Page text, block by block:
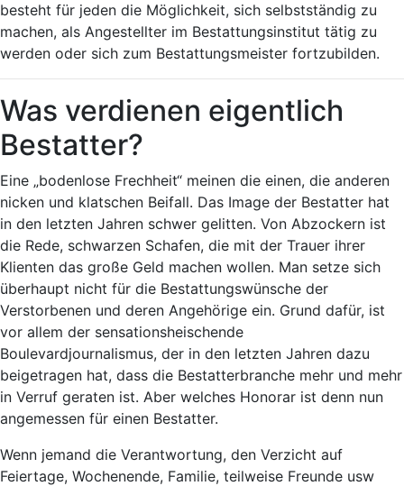
besteht für jeden die Möglichkeit, sich selbstständig zu
machen, als Angestellter im Bestattungsinstitut tätig zu
werden oder sich zum Bestattungsmeister fortzubilden.
Was verdienen eigentlich
Bestatter?
Eine „bodenlose Frechheit“ meinen die einen, die anderen
nicken und klatschen Beifall. Das Image der Bestatter hat
in den letzten Jahren schwer gelitten. Von Abzockern ist
die Rede, schwarzen Schafen, die mit der Trauer ihrer
Klienten das große Geld machen wollen. Man setze sich
überhaupt nicht für die Bestattungswünsche der
Verstorbenen und deren Angehörige ein. Grund dafür, ist
vor allem der sensationsheischende
Boulevardjournalismus, der in den letzten Jahren dazu
beigetragen hat, dass die Bestatterbranche mehr und mehr
in Verruf geraten ist. Aber welches Honorar ist denn nun
angemessen für einen Bestatter.
Wenn jemand die Verantwortung, den Verzicht auf
Feiertage, Wochenende, Familie, teilweise Freunde usw